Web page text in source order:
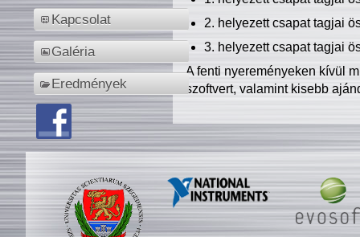
Kapcsolat
Galéria
Eredmények
2. helyezett csapat tagjai
3. helyezett csapat tagjai
A fenti nyereményeken kívül
szoftvert, valamint kisebb